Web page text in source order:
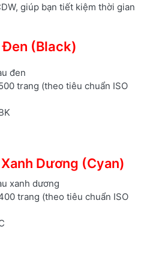
giúp bạn tiết kiệm thời gian
(Black)
đen
trang (theo tiêu chuẩn ISO
Dương (Cyan)
xanh dương
trang (theo tiêu chuẩn ISO